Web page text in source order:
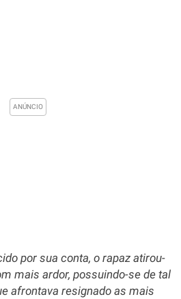
por sua conta, o rapaz atirou-
mais ardor, possuindo-se de tal
afrontava resignado as mais